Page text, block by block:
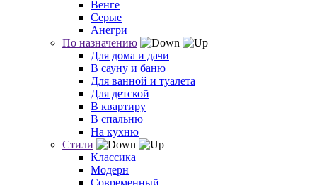
Венге
Серые
Анегри
По назначению
Для дома и дачи
В сауну и баню
Для ванной и туалета
Для детской
В квартиру
В спальню
На кухню
Стили
Классика
Модерн
Современный